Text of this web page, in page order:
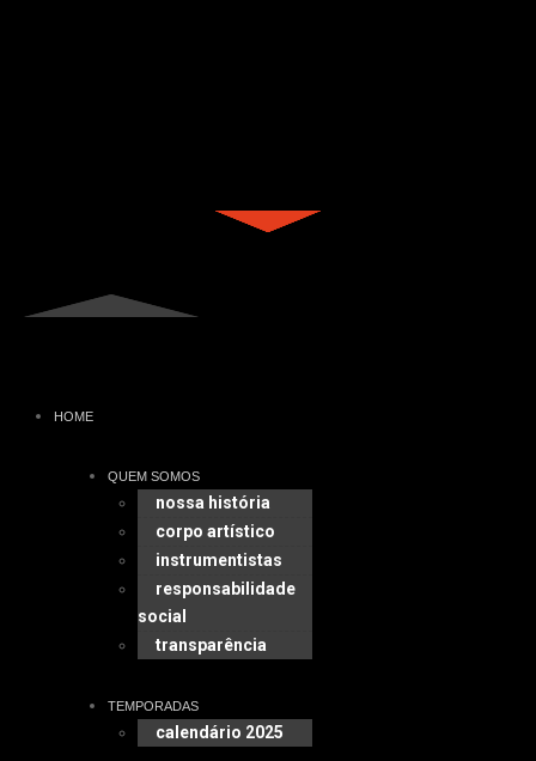
HOME
QUEM SOMOS
nossa história
corpo artístico
instrumentistas
responsabilidade
social
transparência
TEMPORADAS
calendário 2025